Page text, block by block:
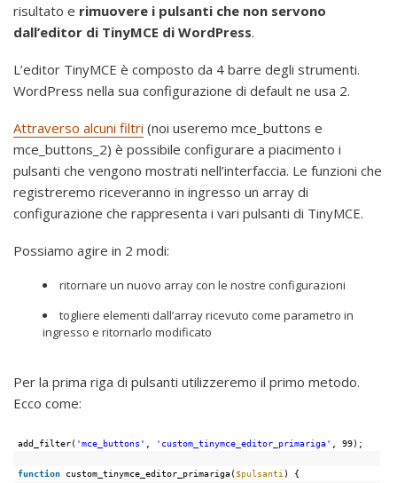
risultato e rimuovere i pulsanti che non servono
dall’editor di TinyMCE di WordPress.
L’editor TinyMCE è composto da 4 barre degli strumenti.
WordPress nella sua configurazione di default ne usa 2.
Attraverso alcuni filtri (noi useremo mce_buttons e
mce_buttons_2) è possibile configurare a piacimento i
pulsanti che vengono mostrati nell’interfaccia. Le funzioni che
registreremo riceveranno in ingresso un array di
configurazione che rappresenta i vari pulsanti di TinyMCE.
Possiamo agire in 2 modi:
ritornare un nuovo array con le nostre configurazioni
togliere elementi dall’array ricevuto come parametro in
ingresso e ritornarlo modificato
Per la prima riga di pulsanti utilizzeremo il primo metodo.
Ecco come:
add_filter( 'mce_buttons' 'custom_tinymce_editor_primariga' , 99);
function custom_tinymce_editor_primariga($pulsanti ) {